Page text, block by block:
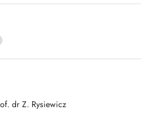
Wyślij
dr Z. Rysiewicz